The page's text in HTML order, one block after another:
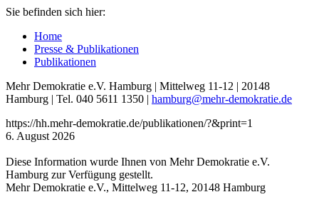
Sie befinden sich hier:
Home
Presse & Publikationen
Publikationen
Mehr Demokratie e.V. Hamburg | Mittelweg 11-12 | 20148
Hamburg | Tel. 040 5611 1350 | hamburg@mehr-demokratie.de
https://hh.mehr-demokratie.de/publikationen/?&print=1
6. August 2026
Diese Information wurde Ihnen von Mehr Demokratie e.V.
Hamburg zur Verfügung gestellt.
Mehr Demokratie e.V., Mittelweg 11-12, 20148 Hamburg